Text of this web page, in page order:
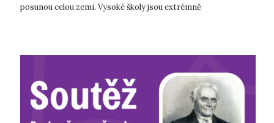
posunou celou zemi. Vysoké školy jsou extrémně